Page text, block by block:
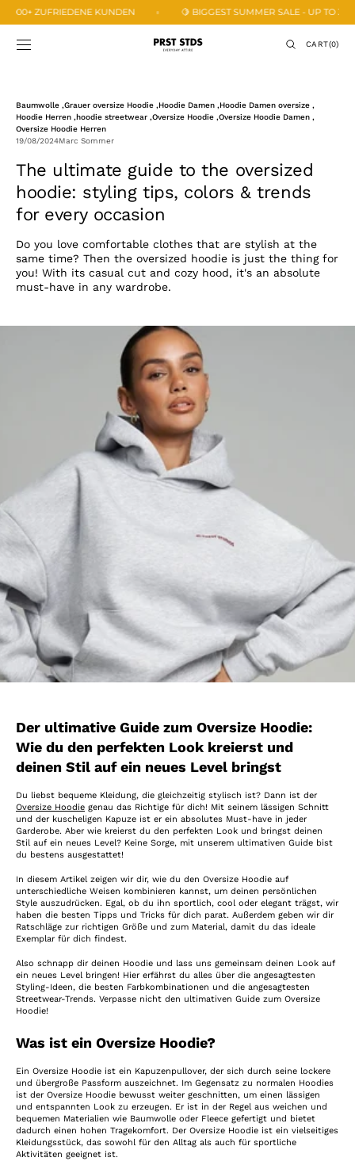
SKIP TO
ZUFRIEDENE KUNDEN 🍋 BIGGEST SUMMER SALE - UP TO 33% OFF
CART
CART(0)
Baumwolle ,Grauer oversize Hoodie ,Hoodie Damen ,Hoodie Damen oversize ,
Hoodie Herren ,hoodie streetwear ,Oversize Hoodie ,Oversize Hoodie Damen ,
Oversize Hoodie Herren
19/08/2024Marc Sommer
The ultimate guide to the oversized
hoodie: styling tips, colors & trends
for every occasion
Do you love comfortable clothes that are stylish at the
same time? Then the oversized hoodie is just the thing for
you! With its casual cut and cozy hood, it's an absolute
must-have in any wardrobe.
Der ultimative Guide zum Oversize Hoodie:
Wie du den perfekten Look kreierst und
deinen Stil auf ein neues Level bringst
Du liebst bequeme Kleidung, die gleichzeitig stylisch ist? Dann ist der
Oversize Hoodie genau das Richtige für dich! Mit seinem lässigen Schnitt
und der kuscheligen Kapuze ist er ein absolutes Must-have in jeder
Garderobe. Aber wie kreierst du den perfekten Look und bringst deinen
Stil auf ein neues Level? Keine Sorge, mit unserem ultimativen Guide bist
du bestens ausgestattet!
In diesem Artikel zeigen wir dir, wie du den Oversize Hoodie auf
unterschiedliche Weisen kombinieren kannst, um deinen persönlichen
Style auszudrücken. Egal, ob du ihn sportlich, cool oder elegant trägst, wir
haben die besten Tipps und Tricks für dich parat. Außerdem geben wir dir
Ratschläge zur richtigen Größe und zum Material, damit du das ideale
Exemplar für dich findest.
Also schnapp dir deinen Hoodie und lass uns gemeinsam deinen Look auf
ein neues Level bringen! Hier erfährst du alles über die angesagtesten
Styling-Ideen, die besten Farbkombinationen und die angesagtesten
Streetwear-Trends. Verpasse nicht den ultimativen Guide zum Oversize
Hoodie!
Was ist ein Oversize Hoodie?
Ein Oversize Hoodie ist ein Kapuzenpullover, der sich durch seine lockere
und übergroße Passform auszeichnet. Im Gegensatz zu normalen Hoodies
ist der Oversize Hoodie bewusst weiter geschnitten, um einen lässigen
und entspannten Look zu erzeugen. Er ist in der Regel aus weichen und
bequemen Materialien wie Baumwolle oder Fleece gefertigt und bietet
dadurch einen hohen Tragekomfort. Der Oversize Hoodie ist ein vielseitiges
Kleidungsstück, das sowohl für den Alltag als auch für sportliche
Aktivitäten geeignet ist.